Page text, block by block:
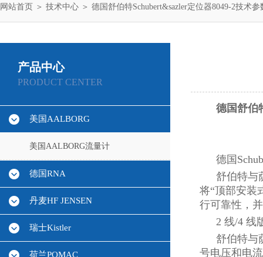
网站首页 ＞ 技术中心 ＞ 德国舒伯特Schubert&sazler定位器8049-2技术参
产品中心
PRODUCT CENTER
美国AALBORG
美国AALBORG流量计
德国RNA
丹麦HF JENSEN
瑞士Kistler
荷兰POMAC
德国舒伯
德国
舒伯特与
将“顶部安装
行可靠性，
2 线/4 线
舒伯特与
号电压和电